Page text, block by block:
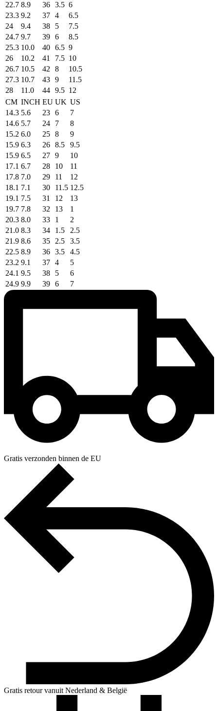
22.7 8.9 36 3.5 6
23.3 9.2 37 4
6.5
24
9.4 38 5
7.5
24.7 9.7 39 6
8.5
25.3 10.0 40 6.5 9
26
10.2 41 7.5 10
26.7 10.5 42 8
10.5
27.3 10.7 43 9
11.5
28
11.0 44 9.5 12
CM INCH EU UK US
14.3 5.6 23 6
7
14.6 5.7 24 7
8
15.2 6.0 25 8
9
15.9 6.3 26 8.5
9.5
15.9 6.5 27 9
10
17.1 6.7 28 10
11
17.8 7.0 29 11
12
18.1 7.1 30 11.5 12.5
19.1 7.5 31 12
13
19.7 7.8 32 13
1
20.3 8.0 33 1
2
21.0 8.3 34 1.5
2.5
21.9 8.6 35 2.5
3.5
22.5 8.9 36 3.5
4.5
23.2 9.1 37 4
5
24.1 9.5 38 5
6
24.9 9.9 39 6 7
Gratis verzonden binnen de EU
Gratis retour vanuit Nederland & België